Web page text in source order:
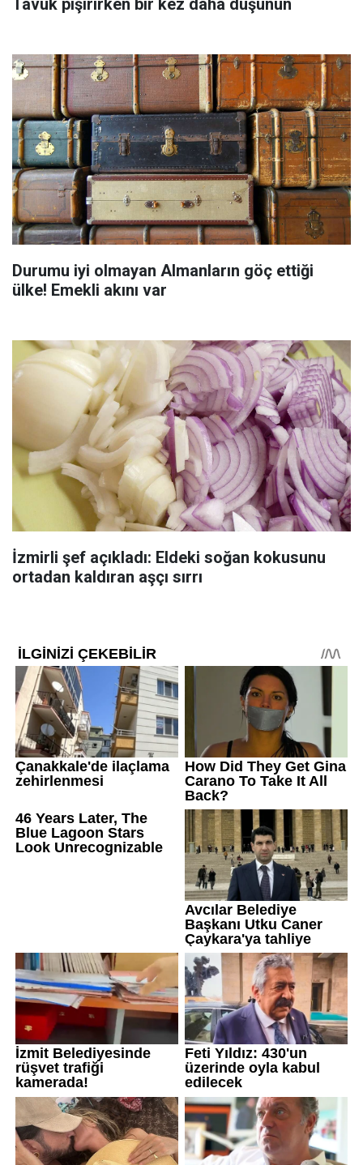
Tavuk pişirirken bir kez daha düşünün
Durumu iyi olmayan Almanların göç ettiği
ülke! Emekli akını var
İzmirli şef açıkladı: Eldeki soğan kokusunu
ortadan kaldıran aşçı sırrı